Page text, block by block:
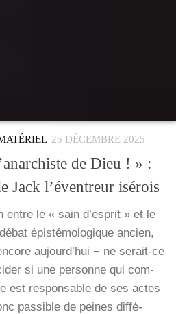
25 DÉCEMBRE 2025
de Dieu ! » :
Jack l’éventreur isérois
entre le « sain d’es­prit » et le
épis­té­mo­lo­gique ancien,
aujourd’­hui − ne serait-ce
si une per­sonne qui com­
est res­pon­sable de ses actes
pas­sible de peines dif­fé­